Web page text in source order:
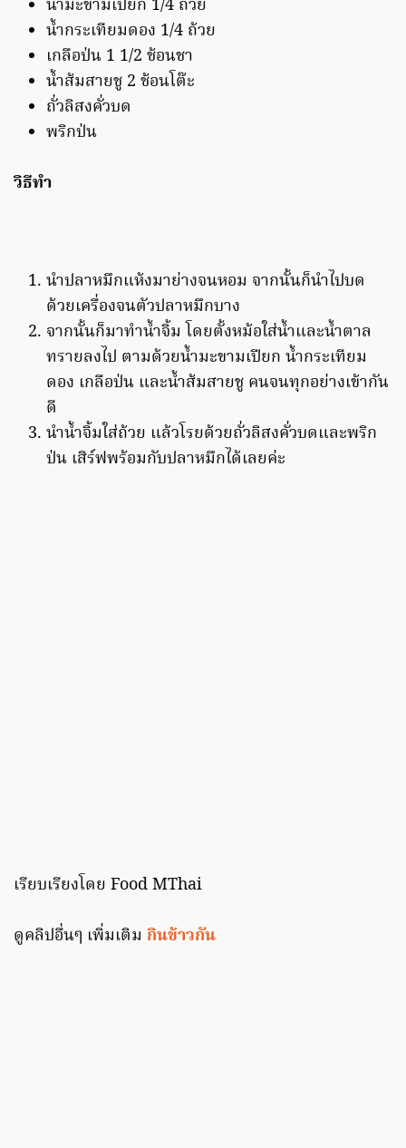
น้ำมะขามเปียก 1/4 ถ้วย
น้ำกระเทียมดอง 1/4 ถ้วย
เกลือป่น 1 1/2 ช้อนชา
น้ำส้มสายชู 2 ช้อนโต๊ะ
ถั่วลิสงคั่วบด
พริกป่น
วิธีทำ
นำปลาหมึกแห้งมาย่างจนหอม จากนั้นก็นำไปบด
ด้วยเครื่องจนตัวปลาหมึกบาง
จากนั้นก็มาทำน้ำจิ้ม โดยตั้งหม้อใส่น้ำและน้ำตาล
ทรายลงไป ตามด้วยน้ำมะขามเปียก น้ำกระเทียม
ดอง เกลือป่น และน้ำส้มสายชู คนจนทุกอย่างเข้ากัน
ดี
นำน้ำจิ้มใส่ถ้วย แล้วโรยด้วยถั่วลิสงคั่วบดและพริก
ป่น เสิร์ฟพร้อมกับปลาหมึกได้เลยค่ะ
เรียบเรียงโดย Food MThai
ดูคลิปอื่นๆ เพิ่มเติม กินข้าวกัน